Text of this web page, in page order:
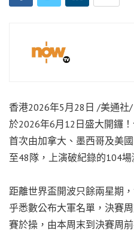
香港2026年5月28日 /美通社/
於2026年6月12日盛大開鑼
首次由加拿大、墨西哥及美
至48隊，上演破紀錄的104場
距離世界盃開波只餘兩星期
乎悉數公布大軍名單，決賽
賽於操，由本周末到決賽周